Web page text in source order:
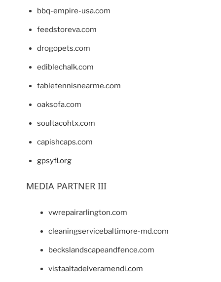
bbq-empire-usa.com
feedstoreva.com
drogopets.com
ediblechalk.com
tabletennisnearme.com
oaksofa.com
soultacohtx.com
capishcaps.com
gpsyfl.org
MEDIA PARTNER III
vwrepairarlington.com
cleaningservicebaltimore-md.com
beckslandscapeandfence.com
vistaaltadelveramendi.com